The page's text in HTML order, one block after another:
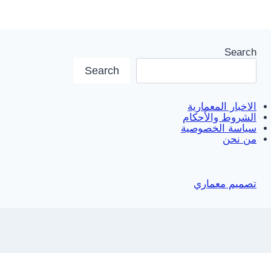
Search
Search
الاخبار المعمارية
الشروط والأحكام
سياسة الخصوصية
من نحن
تصميم معماري